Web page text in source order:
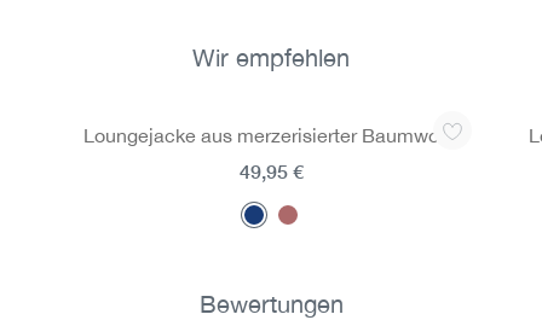
Wir empfehlen
Loungejacke aus merzerisierter Baumwolle
49,95 €
Bewertungen